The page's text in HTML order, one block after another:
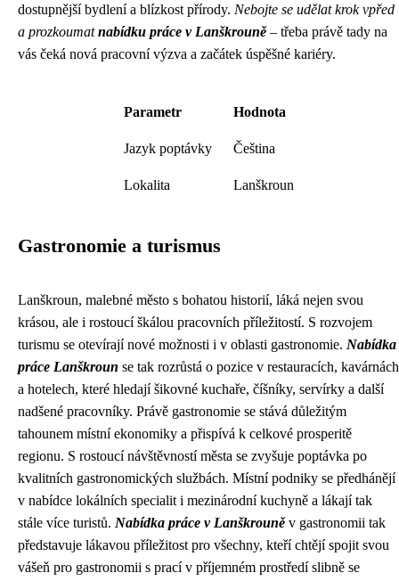
dostupnější bydlení a blízkost přírody. Nebojte se udělat krok vpřed
a prozkoumatnabídku práce v Lanškrouně– třeba právě tady na
vás čeká nová pracovní výzva a začátek úspěšné kariéry.
Parametr Hodnota
Jazyk poptávky Čeština
Lokalita Lanškroun
Gastronomie a turismus
Lanškroun, malebné město s bohatou historií, láká nejen svou
krásou, ale i rostoucí škálou pracovních příležitostí. S rozvojem
turismu se otevírají nové možnosti i v oblasti gastronomie. Nabídka
práce Lanškroun se tak rozrůstá o pozice v restauracích, kavárnách
a hotelech, které hledají šikovné kuchaře, číšníky, servírky a další
nadšené pracovníky. Právě gastronomie se stává důležitým
tahounem místní ekonomiky a přispívá k celkové prosperitě
regionu. S rostoucí návštěvností města se zvyšuje poptávka po
kvalitních gastronomických službách. Místní podniky se předhánějí
v nabídce lokálních specialit i mezinárodní kuchyně a lákají tak
stále více turistů. Nabídka práce v Lanškrouněv gastronomii tak
představuje lákavou příležitost pro všechny, kteří chtějí spojit svou
vášeň pro gastronomii s prací v příjemném prostředí slibně se